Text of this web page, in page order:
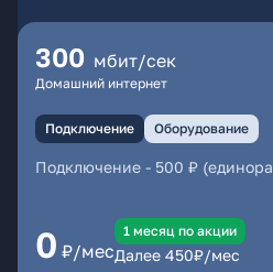
300 мбит/сек
Домашний интернет
Подключение Оборудование
Подключение - 500 ₽
0 ₽/мес
1 месяц по акции
Далее 450₽/мес